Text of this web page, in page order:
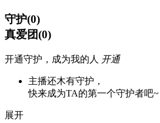
守护(0)
真爱团(0)
开通守护，成为我的人 开通
主播还木有守护，
快来成为TA的第一个守护者吧~
展开